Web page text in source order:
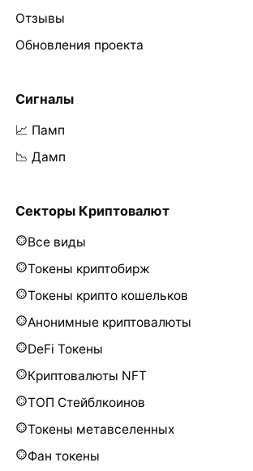
Отзывы
Обновления проекта
Сигналы
📈 Памп
📉 Дамп
Секторы Криптовалют
Все виды
Токены криптобирж
Токены крипто кошельков
Анонимные криптовалюты
DeFi Токены
Криптовалюты NFT
ТОП Стейблкоинов
Токены метавселенных
Фан токены